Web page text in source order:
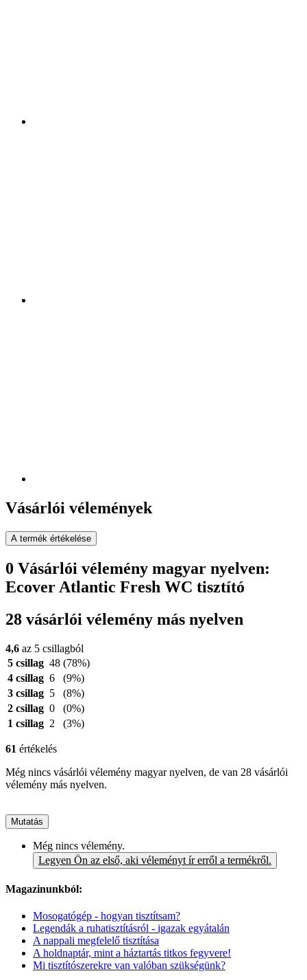
Vásárlói vélemények
A termék értékelése
0 Vásárlói vélemény magyar nyelven:
Ecover Atlantic Fresh WC tisztító
28 vásárlói vélemény más nyelven
4,6 az 5 csillagból
5 csillag 48 (78%)
4 csillag 6
(9%)
3 csillag 5
(8%)
2 csillag 0
(0%)
1 csillag 2 (3%)
61 értékelés
Még nincs vásárlói vélemény magyar nyelven, de van 28 vásárlói
vélemény más nyelven.
Mutatás
Még nincs vélemény.
Legyen Ön az első, aki véleményt ír erről a termékről.
Magazinunkból:
Mosogatógép - hogyan tisztítsam?
Legendák a ruhatisztításról - igazak egyátalán
A nappali megfelelő tisztítása
A holdnaptár, mint a háztartás titkos fegyvere!
Mi tisztítószerekre van valóban szükségünk?